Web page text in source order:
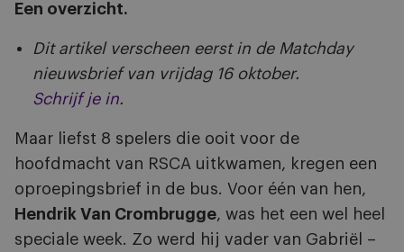
Een overzicht.
Dit artikel verscheen eerst in de Matchday
nieuwsbrief van vrijdag 16 oktober.
Schrijf je in.
Maar liefst 8 spelers die ooit voor de
hoofdmacht van RSCA uitkwamen, kregen een
oproepingsbrief in de bus. Voor één van hen,
Hendrik Van Crombrugge, was het een wel heel
speciale week. Zo werd hij vader van Gabriël –